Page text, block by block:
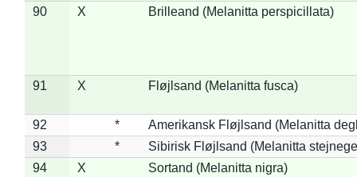
90 X Brilleand (Melanitta perspicillata)
91 X Fløjlsand (Melanitta fusca)
92 *
Amerikansk Fløjlsand (Melanitta
93
*
Sibirisk Fløjlsand (Melanitta
94
X Sortand (Melanitta nigra)